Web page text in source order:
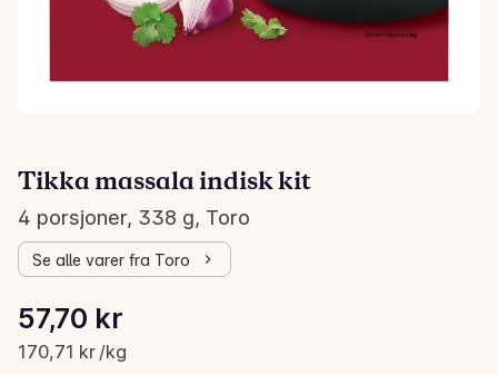
Tikka massala indisk kit
4 porsjoner, 338 g, Toro
Se alle varer fra Toro
Gjeldende pris er: 57,70 kr
57,70 kr
170,71 kr /kg
Stykkpris: 170,71 kr /kg